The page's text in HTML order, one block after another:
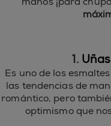
1.
Es uno de los
las tendencias de
romántico, pero
optimismo que